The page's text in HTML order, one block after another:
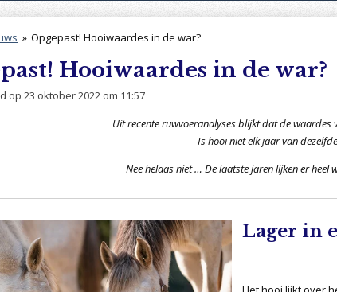
» Opgepast! Hooiwaardes in de war?
Hooiwaardes in de war?
op 23 oktober 2022 om 11:57
Uit recente ruwvoeranalyses blijkt dat de waardes
Is hooi niet elk jaar van
Nee helaas niet … De laatste jaren lijken er heel
Lager in